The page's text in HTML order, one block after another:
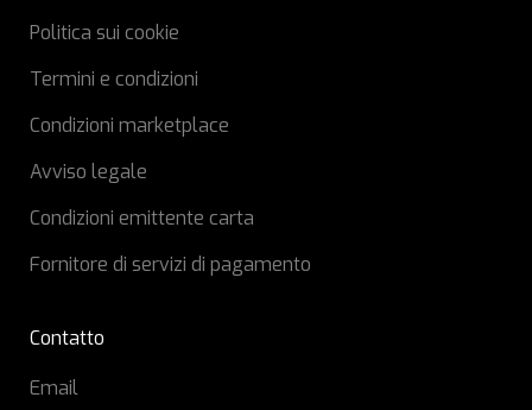
Politica sui cookie
Termini e condizioni
Condizioni marketplace
Avviso legale
Condizioni emittente carta
Fornitore di servizi di pagamento
Contatto
Email